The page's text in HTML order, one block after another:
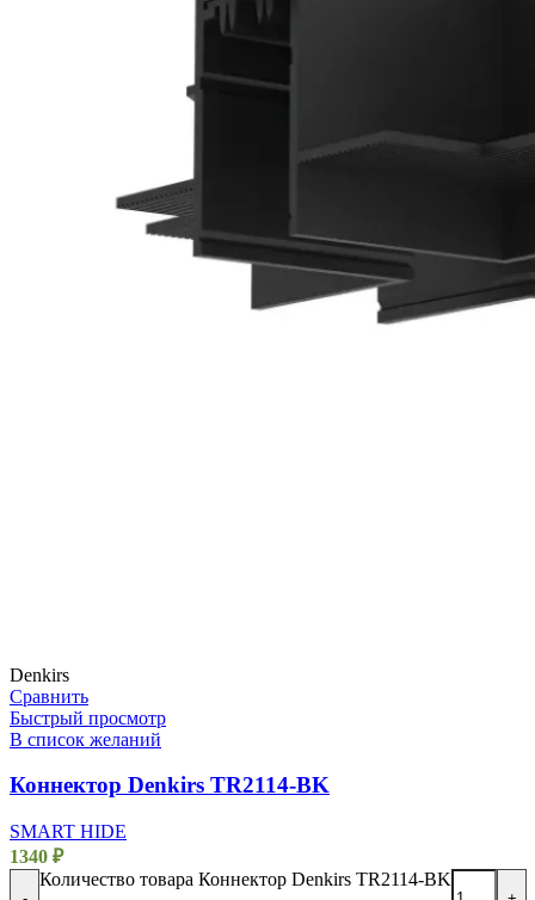
Denkirs
Сравнить
Быстрый просмотр
В список желаний
Коннектор Denkirs TR2114-BK
SMART HIDE
1340 ₽
Количество товара Коннектор Denkirs TR2114-BK